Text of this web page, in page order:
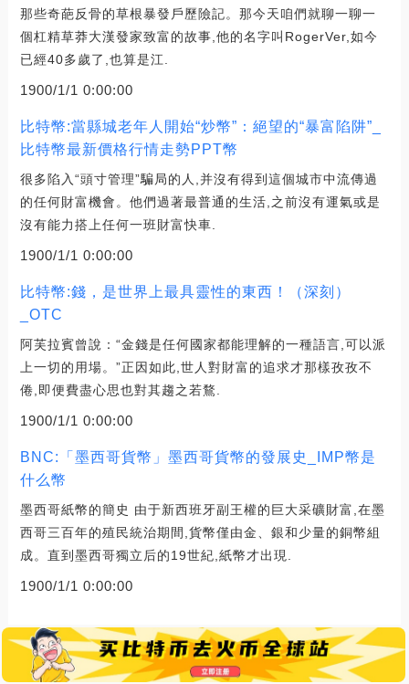
那些奇葩反骨的草根暴發戶歷險記。那今天咱們就聊一聊一
個杠精草莽大漢發家致富的故事,他的名字叫RogerVer,如今
已經40多歲了,也算是江.
1900/1/1 0:00:00
比特幣:當縣城老年人開始“炒幣”：絕望的“暴富陷阱”_
比特幣最新價格行情走勢PPT幣
很多陷入“頭寸管理”騙局的人,并沒有得到這個城市中流傳過
的任何財富機會。他們過著最普通的生活,之前沒有運氣或是
沒有能力搭上任何一班財富快車.
1900/1/1 0:00:00
比特幣:錢，是世界上最具靈性的東西！（深刻）
_OTC
阿芙拉賓曾說：“金錢是任何國家都能理解的一種語言,可以派
上一切的用場。”正因如此,世人對財富的追求才那樣孜孜不
倦,即便費盡心思也對其趨之若鶩.
1900/1/1 0:00:00
BNC:「墨西哥貨幣」墨西哥貨幣的發展史_IMP幣是
什么幣
墨西哥紙幣的簡史 由于新西班牙副王權的巨大采礦財富,在墨
西哥三百年的殖民統治期間,貨幣僅由金、銀和少量的銅幣組
成。直到墨西哥獨立后的19世紀,紙幣才出現.
1900/1/1 0:00:00